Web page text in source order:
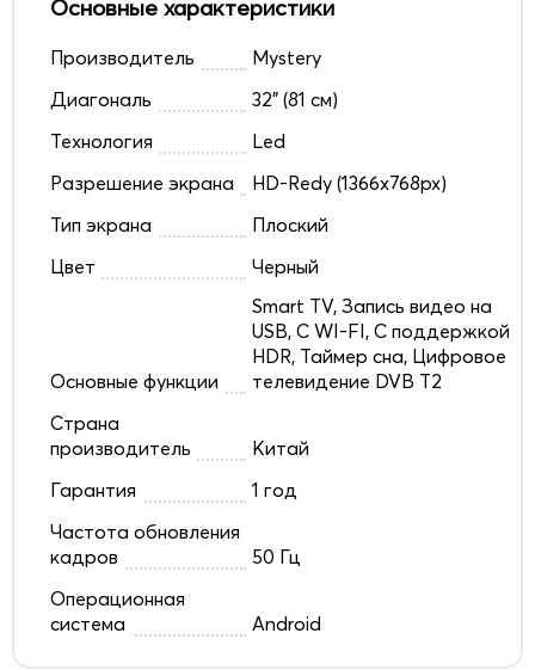
Основные характеристики
Производитель
Mystery
Диагональ
32" (81 см)
Технология
Led
Разрешение экрана
HD-Redy (1366x768px)
Тип экрана
Плоский
Цвет
Черный
Основные функции
Smart TV, Запись видео на
USB, С WI-FI, С поддержкой
HDR, Таймер сна, Цифровое
телевидение DVB T2
Страна
производитель
Китай
Гарантия
1 год
Частота обновления
кадров
50 Гц
Операционная
система
Android